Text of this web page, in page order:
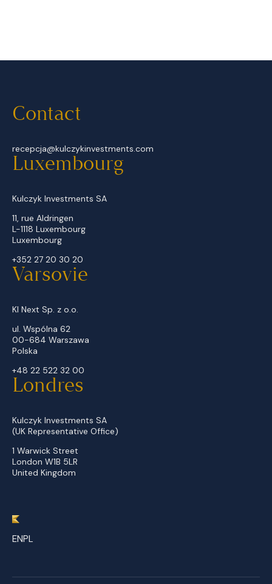
Contact
recepcja@kulczykinvestments.com
Luxembourg
Kulczyk Investments SA
11, rue Aldringen
L-1118 Luxembourg
Luxembourg
+352 27 20 30 20
Varsovie
KI Next Sp. z o.o.
ul. Wspólna 62
00-684 Warszawa
Polska
+48 22 522 32 00
Londres
Kulczyk Investments SA
(UK Representative Office)
1 Warwick Street
London W1B 5LR
United Kingdom
ENPL